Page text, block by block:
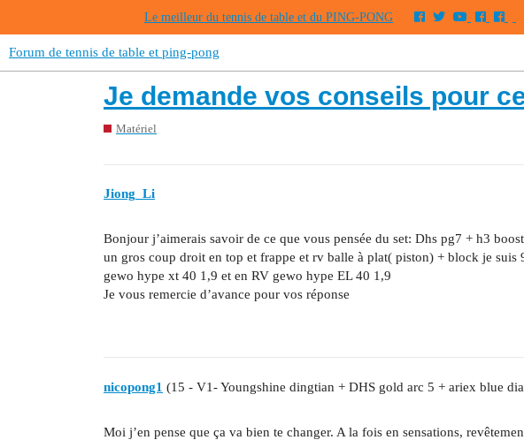
Le meilleur du tennis de table et du PING-PONG
Forum de tennis de table et ping-pong
Je demande vos conseils pour
Matériel
Jiong_Li
Bonjour j’aimerais savoir de ce que vous pensée du set: Dhs pg7 + h3
un gros coup droit en top et frappe et rv balle à plat( piston) + block je suis
gewo hype xt 40 1,9 et en RV gewo hype EL 40 1,9
Je vous remercie d’avance pour vos réponse
nicopong1 (15 - V1- Youngshine dingtian + DHS gold arc 5 + ariex blue
Moi j’en pense que ça va bien te changer. A la fois en sensations,